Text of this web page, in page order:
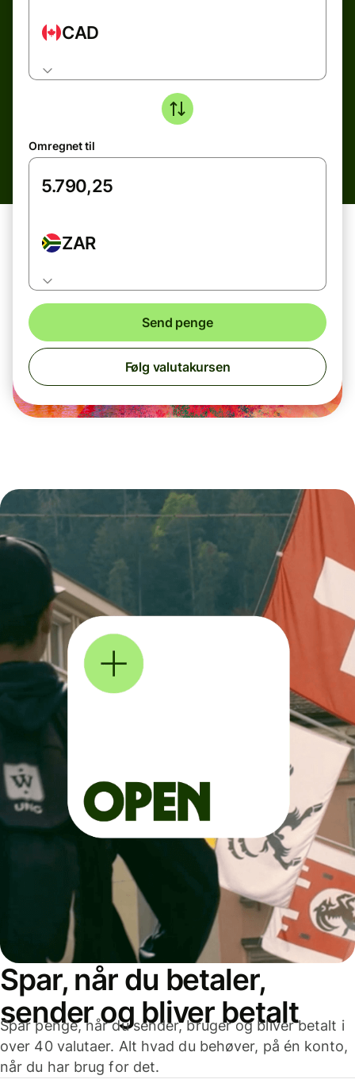
CAD
Omregnet til
ZAR
Send penge
Følg valutakursen
Spar, når du betaler,
sender og bliver betalt
Spar penge, når du sender, bruger og bliver betalt i
over 40 valutaer. Alt hvad du behøver, på én konto,
når du har brug for det.